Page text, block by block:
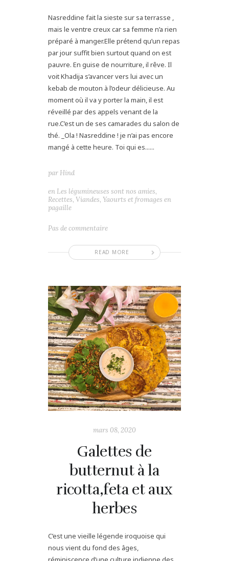
Nasreddine fait la sieste sur sa terrasse ,
mais le ventre creux car sa femme n’a rien
préparé à manger.Elle prétend qu’un repas
par jour suffit bien surtout quand on est
pauvre. En guise de nourriture, il rêve. Il
voit Khadija s’avancer vers lui avec un
kebab de mouton à l’odeur délicieuse. Au
moment où il va y porter la main, il est
réveillé par des appels venant de la
rue.C’est un de ses camarades du salon de
thé. _Ola ! Nasreddine ! je n’ai pas encore
mangé à cette heure. Toi qui es......
READ MORE
par Hind
en Les légumineuses sont nos amies,
Recettes, Viandes, Yaourts et fromages en
pagaille
Pas de commentaire
mars 08, 2020
Galettes de
butternut à la
ricotta,feta et aux
herbes
C’est une vieille légende iroquoise qui
nous vient du fond des âges,